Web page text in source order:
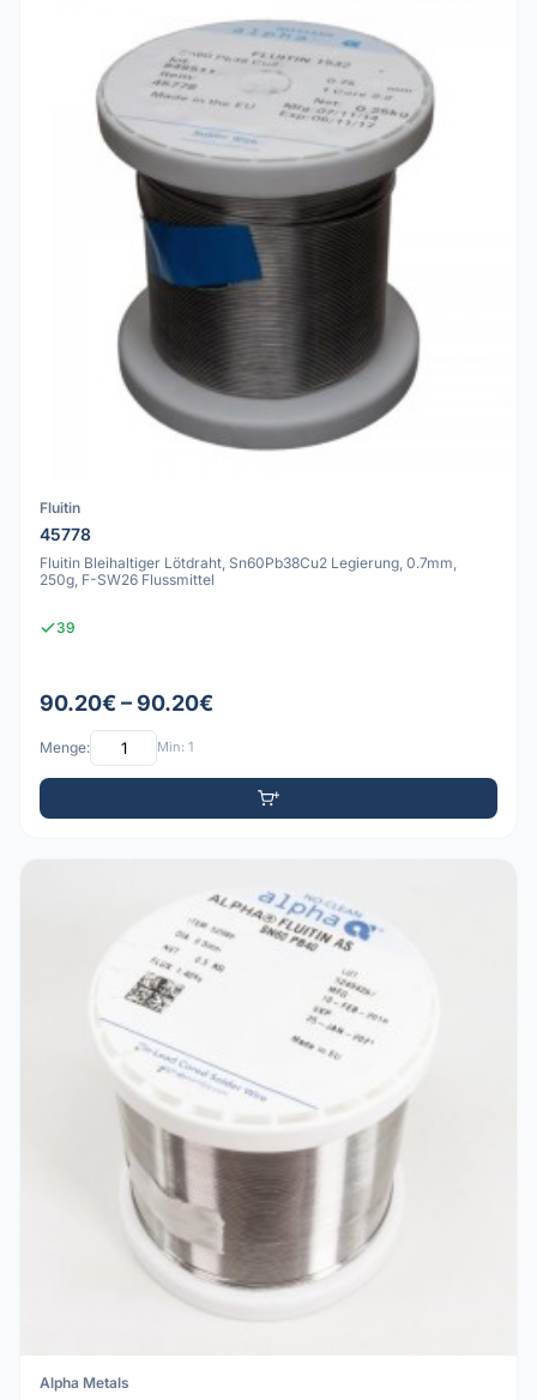
Fluitin
45778
Fluitin Bleihaltiger Lötdraht, Sn60Pb38Cu2 Legierung, 0.7mm,
250g, F-SW26 Flussmittel
39
90.20€ – 90.20€
Menge: Min: 1
Alpha Metals